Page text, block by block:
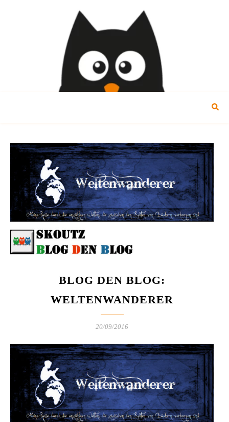
BLOG DEN BLOG:
WELTENWANDERER
20/09/2016